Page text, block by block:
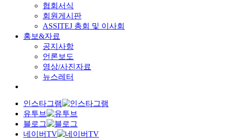
협회서식
회원게시판
ASSITEJ 총회 및 이사회
홍보&자료
공지사항
언론보도
영상/사진자료
뉴스레터
인스타그램
유투브
블로그
네이버TV